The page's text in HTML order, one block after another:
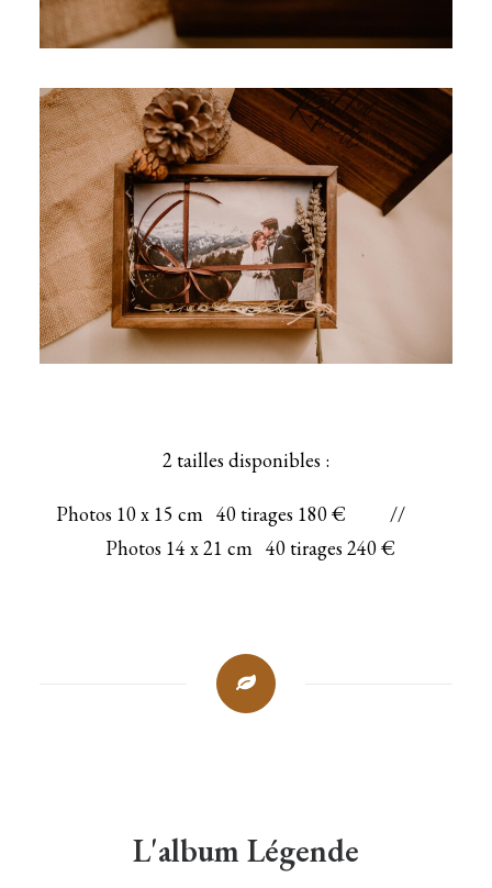
2 tailles disponibles :
Photos 10 x 15 cm 40 tirages 180 € //
Photos 14 x 21 cm 40 tirages 240 €
L'album Légende